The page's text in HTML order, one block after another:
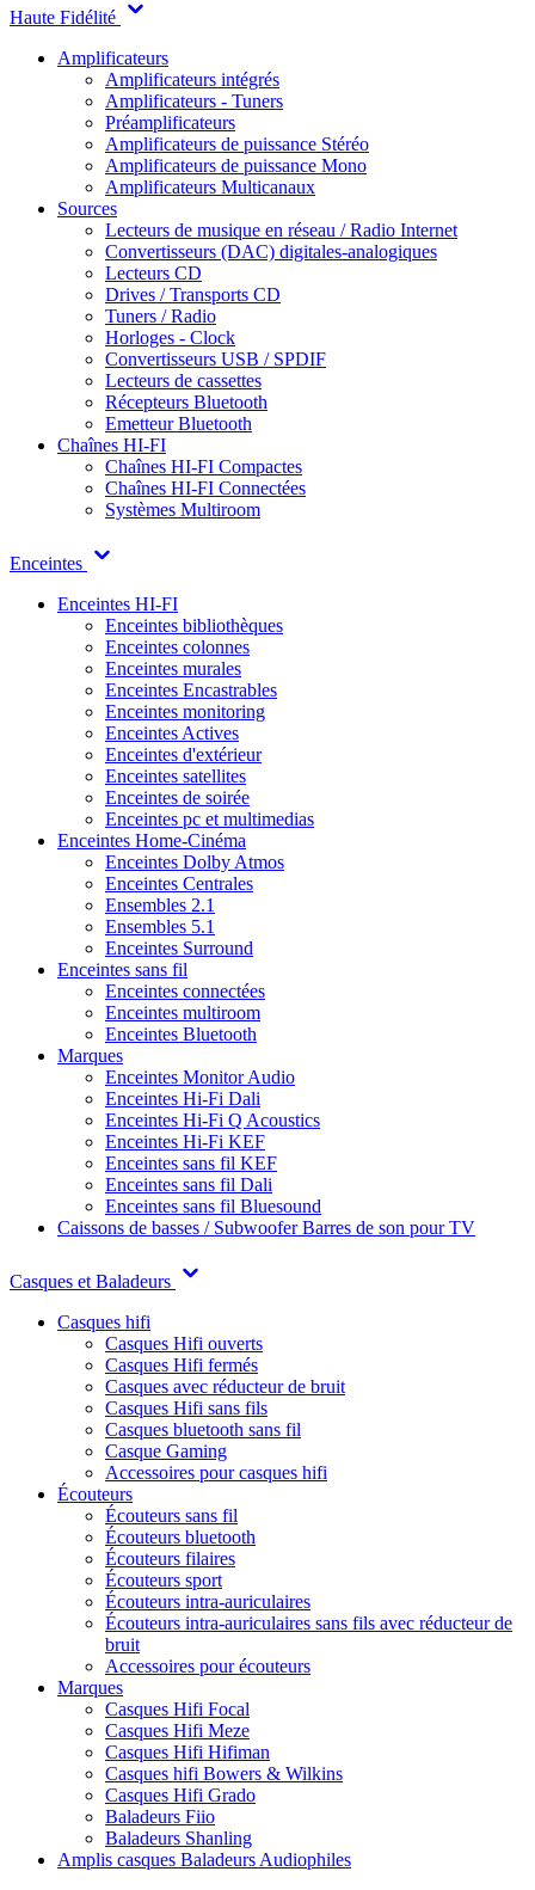
Haute Fidélité
Amplificateurs
Amplificateurs intégrés
Amplificateurs - Tuners
Préamplificateurs
Amplificateurs de puissance Stéréo
Amplificateurs de puissance Mono
Amplificateurs Multicanaux
Sources
Lecteurs de musique en réseau / Radio Internet
Convertisseurs (DAC) digitales-analogiques
Lecteurs CD
Drives / Transports CD
Tuners / Radio
Horloges - Clock
Convertisseurs USB / SPDIF
Lecteurs de cassettes
Récepteurs Bluetooth
Emetteur Bluetooth
Chaînes HI-FI
Chaînes HI-FI Compactes
Chaînes HI-FI Connectées
Systèmes Multiroom
Enceintes
Enceintes HI-FI
Enceintes bibliothèques
Enceintes colonnes
Enceintes murales
Enceintes Encastrables
Enceintes monitoring
Enceintes Actives
Enceintes d'extérieur
Enceintes satellites
Enceintes de soirée
Enceintes pc et multimedias
Enceintes Home-Cinéma
Enceintes Dolby Atmos
Enceintes Centrales
Ensembles 2.1
Ensembles 5.1
Enceintes Surround
Enceintes sans fil
Enceintes connectées
Enceintes multiroom
Enceintes Bluetooth
Marques
Enceintes Monitor Audio
Enceintes Hi-Fi Dali
Enceintes Hi-Fi Q Acoustics
Enceintes Hi-Fi KEF
Enceintes sans fil KEF
Enceintes sans fil Dali
Enceintes sans fil Bluesound
Caissons de basses / SubwooferBarres de son pour TV
Casques et Baladeurs
Casques hifi
Casques Hifi ouverts
Casques Hifi fermés
Casques avec réducteur de bruit
Casques Hifi sans fils
Casques bluetooth sans fil
Casque Gaming
Accessoires pour casques hifi
Écouteurs
Écouteurs sans fil
Écouteurs bluetooth
Écouteurs filaires
Écouteurs sport
Écouteurs intra-auriculaires
Écouteurs intra-auriculaires sans fils avec réducteur de
bruit
Accessoires pour écouteurs
Marques
Casques Hifi Focal
Casques Hifi Meze
Casques Hifi Hifiman
Casques hifi Bowers & Wilkins
Casques Hifi Grado
Baladeurs Fiio
Baladeurs Shanling
Amplis casques Baladeurs Audiophiles